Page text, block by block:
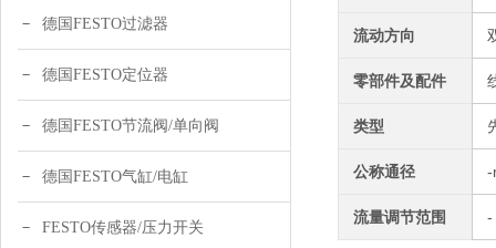
德国FESTO过滤器
德国FESTO定位器
德国FESTO节流阀/单向阀
德国FESTO气缸/电缸
FESTO传感器/压力开关
流动方向
零部件及配件
类型
公称通径 -
流量调节范围 -